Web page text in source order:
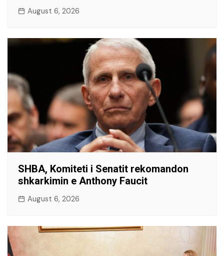
August 6, 2026
SHBA, Komiteti i Senatit rekomandon
shkarkimin e Anthony Faucit
August 6, 2026